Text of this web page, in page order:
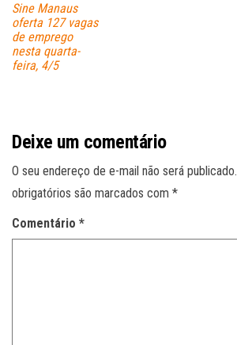
Sine Manaus
oferta 127 vagas
de emprego
nesta quarta-
feira, 4/5
Deixe um comentário
O seu endereço de e-mail não será publicado.
obrigatórios são marcados com *
Comentário *